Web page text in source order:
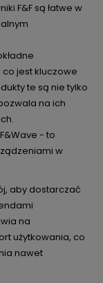
F&F są łatwe w
jest kluczowe
te są nie tylko
na ich
F&Wave - to
w
aby dostarczać
na
użytkowania, co
nawet